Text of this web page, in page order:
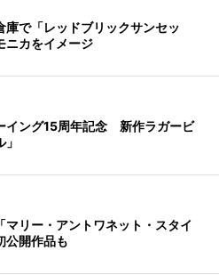
庫で「レッドブリックサンセッ
ニカをイメージ
イング15周年記念 新作ラガービ
マリー・アントワネット・スタイ
開作品も